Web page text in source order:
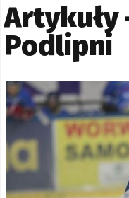
Artykuły
Podlipni